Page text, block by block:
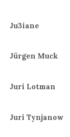
Ju3iane
Jürgen Muck
Juri Lotman
Juri Tynjanow